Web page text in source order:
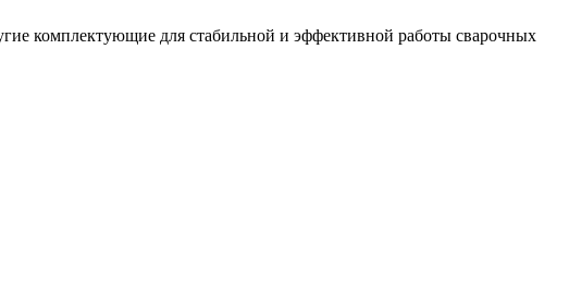
комплектующие для стабильной и эффективной работы сварочных